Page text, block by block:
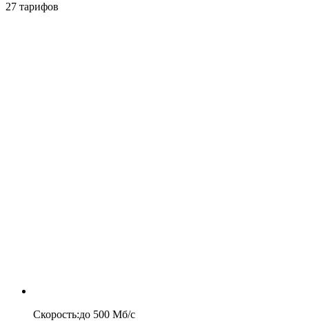
27 тарифов
Скорость:до 500 Мб/c